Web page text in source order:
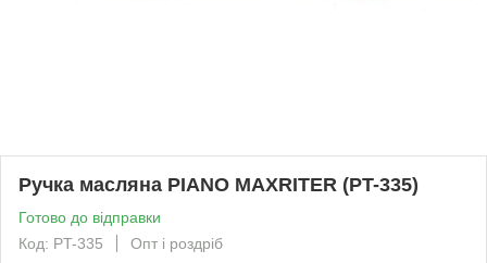
Ручка масляна PIANO MAXRITER (PT-335)
Готово до відправки
Код: PT-335
Опт і роздріб